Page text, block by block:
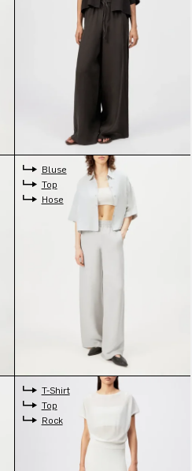
Bluse
Top
Hose
T-Shirt
Top
Rock